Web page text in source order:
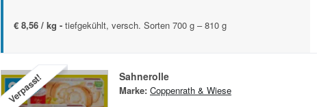
€ 8,56 / kg - tiefgekühlt, versch. Sorten 700 g – 810 g
Verpasst! Sahnerolle
Marke: Coppenrath & Wiese